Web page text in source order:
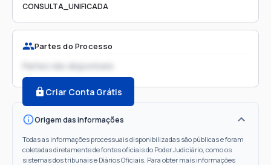
CONSULTA_UNIFICADA
Partes do Processo
Partes não disponíveis
Criar Conta Grátis
Origem das informações
Todas as informações processuais disponibilizadas são públicas e foram
coletadas diretamente de fontes oficiais do Poder Judiciário, como os
sistemas dos tribunais e Diários Oficiais. Para obter mais informações